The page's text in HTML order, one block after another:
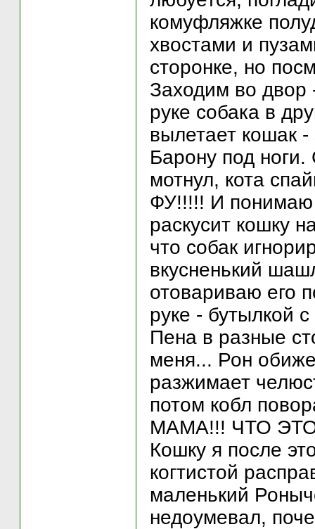
комуфляжке
хвостами и
сторонке, но
Заходим во двор
руке собака в
вылетает кошак
Барону под ноги.
мотнул, кота
ФУ!!!!! И понимаю
раскусит кошку
что собак
вкусненький
отовариваю его
руке - бутылкой
Пена в разные
меня... Рон
разжимает
потом кобл
МАМА!!! ЧТО ЭТО
Кошку я после
когтистой
маленький
недоумевал,